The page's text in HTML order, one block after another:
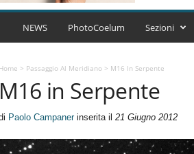
C
u
r
NEWS PhotoCoelum Sezioni
Home > Passaggio Al Meridiano> M16 In Serpente
M16 in Serpente
Paolo Campanerinserita il 21 Giugno 2012